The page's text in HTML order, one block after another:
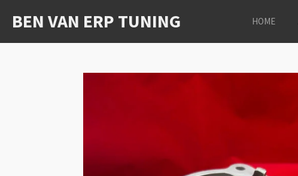
direct
BEN VAN ERP TUNING HOME